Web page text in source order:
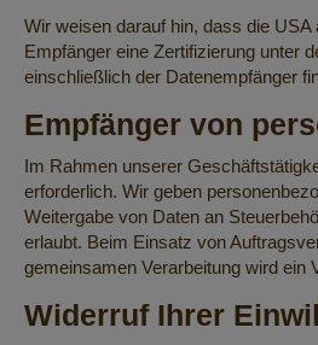
Wir weisen darauf hin, dass die
Empfänger eine Zertifizierung unter
einschließlich der Datenempfänger
Empfänger von
Im Rahmen unserer
erforderlich. Wir geben
Weitergabe von Daten an
erlaubt. Beim Einsatz von
gemeinsamen Verarbeitung wird ein
Widerruf Ihrer